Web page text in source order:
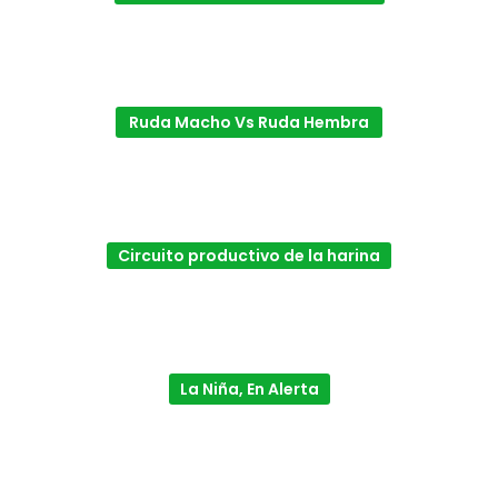
Ruda Macho Vs Ruda Hembra
Circuito productivo de la harina
La Niña, En Alerta